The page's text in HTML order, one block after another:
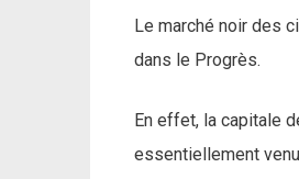
Le marché noir des
dans le Progrès.
En effet, la capitale
essentiellement